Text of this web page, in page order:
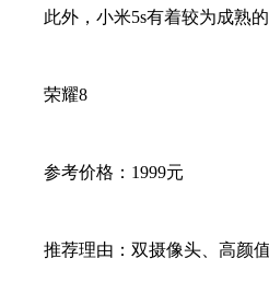
此外，小米5s有着较为成熟的
荣耀8
参考价格：1999元
推荐理由：双摄像头、高颜值